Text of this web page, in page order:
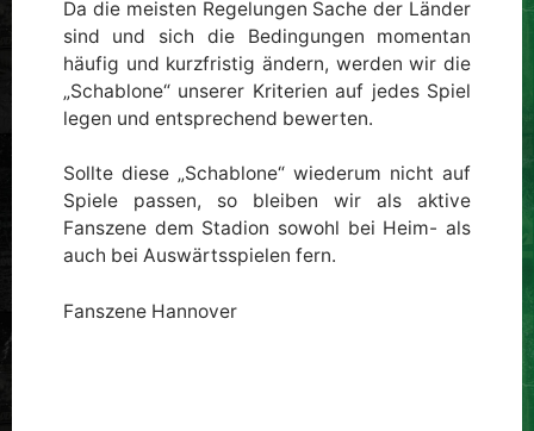
Da die meisten Regelungen Sache der Länder
sind und sich die Bedingungen momentan
häufig und kurzfristig ändern, werden wir die
„Schablone“ unserer Kriterien auf jedes Spiel
legen und entsprechend bewerten.
Sollte diese „Schablone“ wiederum nicht auf
Spiele passen, so bleiben wir als aktive
Fanszene dem Stadion sowohl bei Heim- als
auch bei Auswärtsspielen fern.
Fanszene Hannover